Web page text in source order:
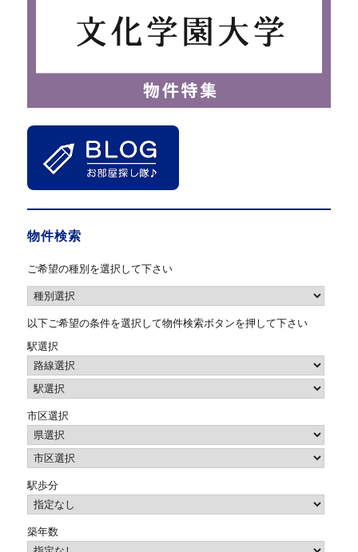
物件検索
ご希望の種別を選択して下さい
以下ご希望の条件を選択して物件検索ボタンを押して下さい
駅選択
市区選択
駅歩分
築年数